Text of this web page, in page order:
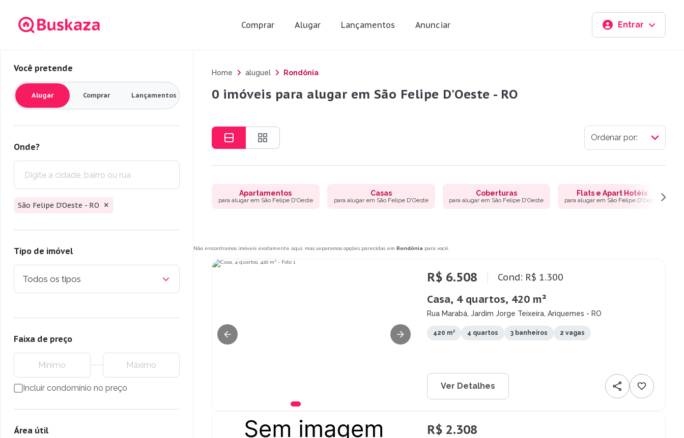
Comprar Alugar Lançamentos Anunciar Entrar
Você pretende
Alugar Comprar Lançamentos
Onde?
São Felipe D'Oeste - RO
Tipo de imóvel
Todos os tipos
Faixa de preço
Incluir condomínio no preço
Área útil
Home aluguel Rondônia
0 imóveis para alugar em São Felipe D'Oeste - RO
Apartamentos
para alugar em São Felipe D'Oeste
Casas
para alugar em São Felipe D'Oeste
Coberturas
para alugar em São Felipe D'Oeste
Flats e Apart Hotéis
para alugar em São Felipe D'Oeste
Não encontramos imóveis exatamente aqui, mas separamos opções parecidas em Rondônia para você.
R$ 6.508 Cond: R$ 1.300
Casa, 4 quartos, 420 m²
Rua Marabá, Jardim Jorge Teixeira, Ariquemes - RO
420 m² 4 quartos 3 banheiros 2 vagas
Ver Detalhes
R$ 2.308